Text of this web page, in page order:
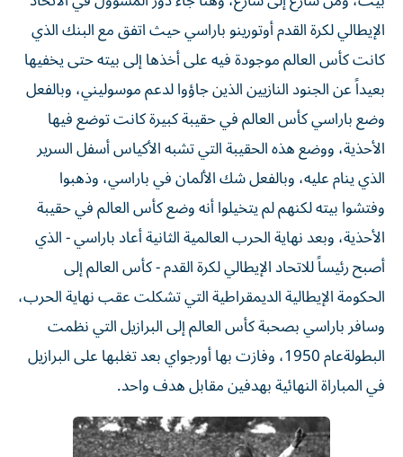
الإيطالي لكرة القدم أوتورينو باراسي حيث اتفق مع البنك الذي
كانت كأس العالم موجودة فيه على أخذها إلى بيته حتى يخفيها
بعيداً عن الجنود النازيين الذين جاؤوا لدعم موسوليني، وبالفعل
وضع باراسي كأس العالم في حقيبة كبيرة كانت توضع فيها
الأحذية، ووضع هذه الحقيبة التي تشبه الأكياس أسفل السرير
الذي ينام عليه، وبالفعل شك الألمان في باراسي، وذهبوا
وفتشوا بيته لكنهم لم يتخيلوا أنه وضع كأس العالم في حقيبة
الأحذية، وبعد نهاية الحرب العالمية الثانية أعاد باراسي - الذي
أصبح رئيساً للاتحاد الإيطالي لكرة القدم - كأس العالم إلى
الحكومة الإيطالية الديمقراطية التي تشكلت عقب نهاية الحرب،
وسافر باراسي بصحبة كأس العالم إلى البرازيل التي نظمت
البطولةعام 1950، وفازت بها أورجواي بعد تغلبها على البرازيل
في المباراة النهائية بهدفين مقابل هدف واحد.